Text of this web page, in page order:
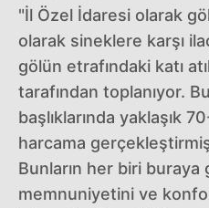
"İl Özel İdaresi olarak
olarak sineklere karşı
gölün etrafındaki katı
tarafından toplanıyor.
başlıklarında yaklaşık
harcama
Bunların her biri
memnuniyetini ve